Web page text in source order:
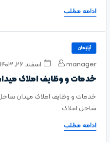
ادامه مطلب
آپارتمان
manager اسفند ۲۶, ۱۴۰۳
خدمات و وظایف املاک
خدمات و وظایف املاک میدان
ساحل املاک ...
ادامه مطلب